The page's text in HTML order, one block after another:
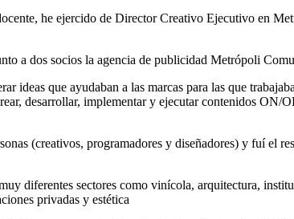
he ejercido de Director Creativo Ejecutivo en
a dos socios la agencia de publicidad Metrópoli
ideas que ayudaban a las marcas para las que
desarrollar, implementar y ejecutar contenidos
(creativos, programadores y diseñadores) y fuí el
diferentes sectores como vinícola, arquitectura,
privadas y estética